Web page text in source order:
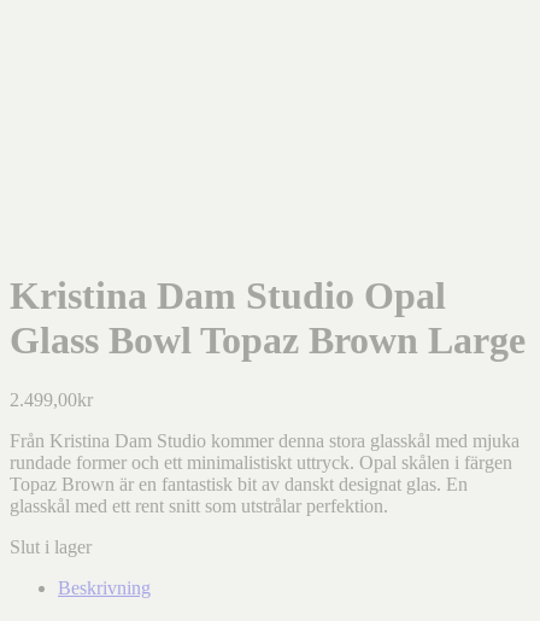
Kristina Dam Studio Opal
Glass Bowl Topaz Brown Large
2.499,00kr
Från Kristina Dam Studio kommer denna stora glasskål med mjuka
rundade former och ett minimalistiskt uttryck. Opal skålen i färgen
Topaz Brown är en fantastisk bit av danskt designat glas. En
glasskål med ett rent snitt som utstrålar perfektion.
Slut i lager
Beskrivning